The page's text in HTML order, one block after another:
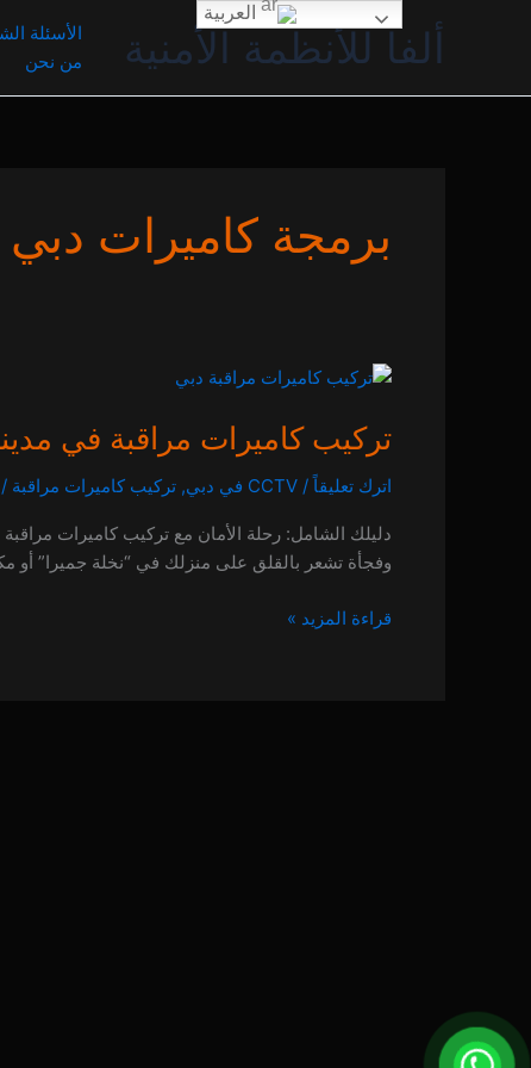
ألفا للأنظمة الأمنية الأسئلة
من نحن
برمجة كاميرات دبي
تركيب كاميرات مراقبة في مدينة دبي | خصم 25%
اترك تعليقاً / CCTV في دبي , تركيب كاميرات مراقبة /
دليلك الشامل: رحلة الأمان مع تركيب كاميرات
وفجأة تشعر بالقلق على منزلك في “نخلة جميرا” أو
تركيب
مراقبة
في
مدينة
|
خصم
اتصل
قراءة المزيد »
العربية